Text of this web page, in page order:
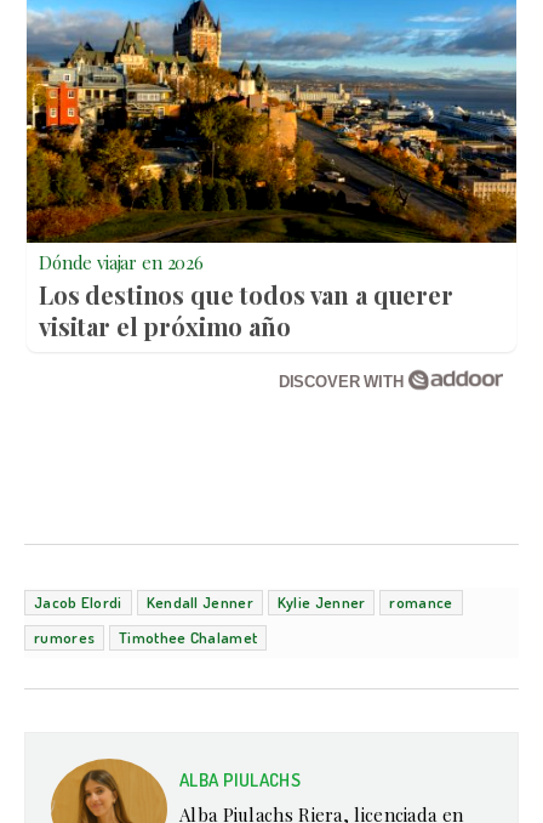
Dónde viajar en 2026
Los destinos que todos van a querer
visitar el próximo año
DISCOVER WITH
Jacob Elordi Kendall Jenner Kylie Jenner
romance
rumores
Timothee Chalamet
ALBA PIULACHS
Alba Piulachs Riera, licenciada en